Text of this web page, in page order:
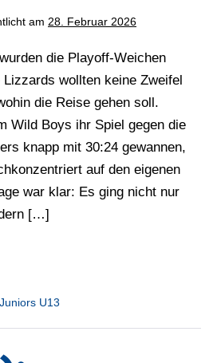
am 28. Februar 2026
die Playoff-Weichen
wollten keine Zweifel
die Reise gehen soll.
Wild Boys ihr Spiel gegen die
knapp mit 30:24 gewannen,
auf den eigenen
war klar: Es ging nicht nur
[…]
Juniors U13